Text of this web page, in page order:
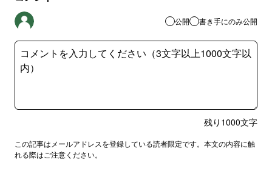
公開 書き手にのみ公開
残り 1000文字
この記事はメールアドレスを登録している読者限定です。本文の内容に触
れる際はご注意ください。